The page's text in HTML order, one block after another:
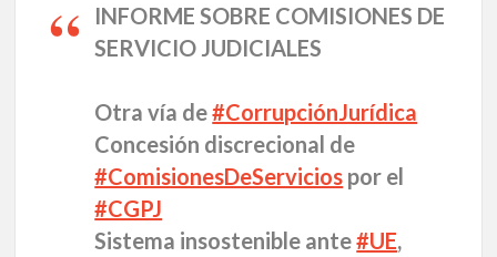
INFORME SOBRE COMISIONES DE
SERVICIO JUDICIALES
Otra vía de#CorrupciónJurídica
Concesión discrecional de
#ComisionesDeServicios por el
#CGPJ
Sistema insostenible ante#UE,